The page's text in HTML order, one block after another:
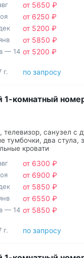
от 5650 ₽
от 6250 ₽
от 5200 ₽
от 5850 ₽
— 14 от 5200 ₽
г. по запросу
1-комнатный
телевизор, санузел с
тумбочки, два стула,
кровати
от 6300 ₽
от 6900 ₽
от 5850 ₽
от 6550 ₽
— 14 от 5850 ₽
г. по запросу